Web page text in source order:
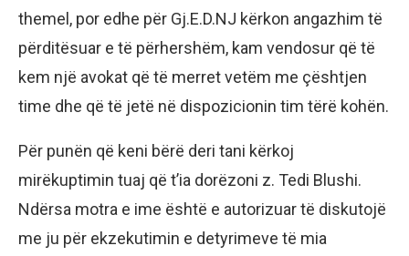
themel, por edhe për Gj.E.D.NJ kërkon angazhim të
përditësuar e të përhershëm, kam vendosur që të
kem një avokat që të merret vetëm me çështjen
time dhe që të jetë në dispozicionin tim tërë kohën.
Për punën që keni bërë deri tani kërkoj
mirëkuptimin tuaj që t’ia dorëzoni z. Tedi Blushi.
Ndërsa motra e ime është e autorizuar të diskutojë
me ju për ekzekutimin e detyrimeve të mia